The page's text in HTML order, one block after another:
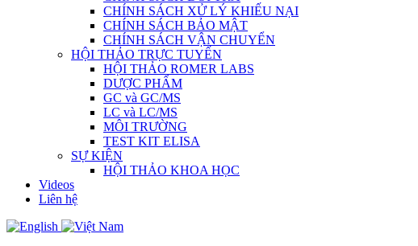
CHÍNH SÁCH XỬ LÝ KHIẾU NẠI
CHÍNH SÁCH BẢO MẬT
CHÍNH SÁCH VẬN CHUYỂN
HỘI THẢO TRỰC TUYẾN
HỘI THẢO ROMER LABS
DƯỢC PHẨM
GC và GC/MS
LC và LC/MS
MÔI TRƯỜNG
TEST KIT ELISA
SỰ KIỆN
HỘI THẢO KHOA HỌC
Videos
Liên hệ